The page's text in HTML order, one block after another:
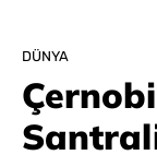
DÜNYA